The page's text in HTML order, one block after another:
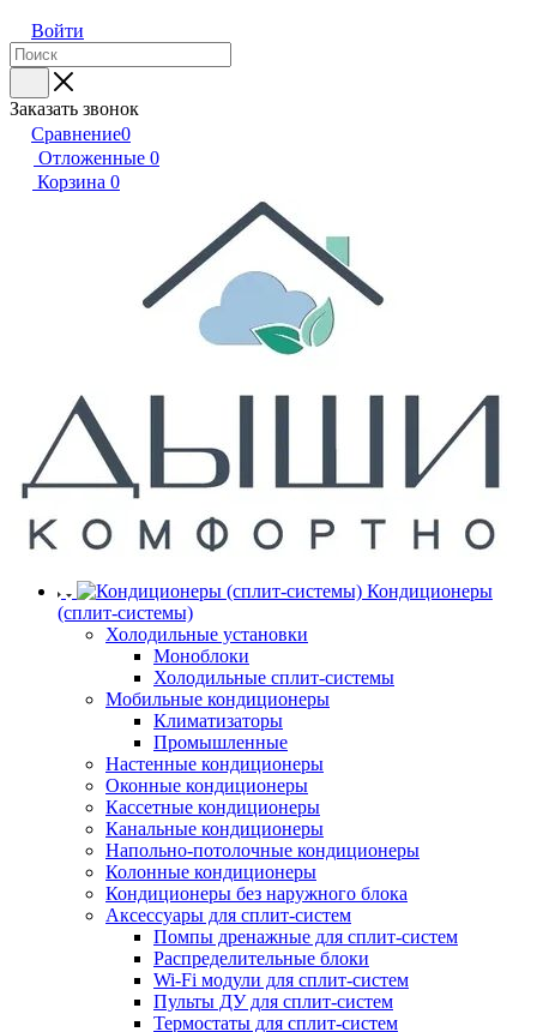
Войти
Заказать звонок
Сравнение0
Отложенные 0
Корзина 0
Кондиционеры
(сплит-системы)
Холодильные установки
Моноблоки
Холодильные сплит-системы
Мобильные кондиционеры
Климатизаторы
Промышленные
Настенные кондиционеры
Оконные кондиционеры
Кассетные кондиционеры
Канальные кондиционеры
Напольно-потолочные кондиционеры
Колонные кондиционеры
Кондиционеры без наружного блока
Аксессуары для сплит-систем
Помпы дренажные для сплит-систем
Распределительные блоки
Wi-Fi модули для сплит-систем
Пульты ДУ для сплит-систем
Термостаты для сплит-систем